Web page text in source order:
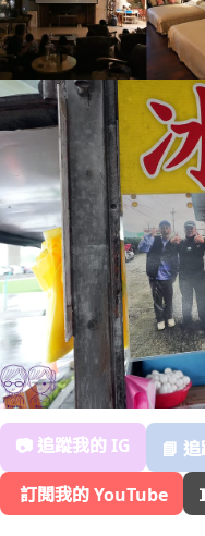
📷 追蹤我的 IG
📘
️ 訂閱我的 YouTube